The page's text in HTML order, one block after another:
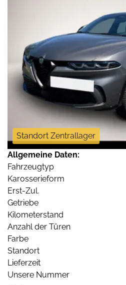
Standort Zentrallager
Allgemeine Daten:
Fahrzeugtyp
Karosserieform
Erst-Zul.
Getriebe
Kilometerstand
Anzahl der Türen
Farbe
Standort
Lieferzeit
Unsere Nummer